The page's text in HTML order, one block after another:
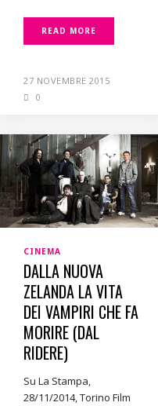
READ MORE
27 NOVEMBRE 2015
0
CINEMA
DALLA NUOVA
ZELANDA LA VITA
DEI VAMPIRI CHE FA
MORIRE (DAL
RIDERE)
Su La Stampa,
28/11/2014, Torino Film